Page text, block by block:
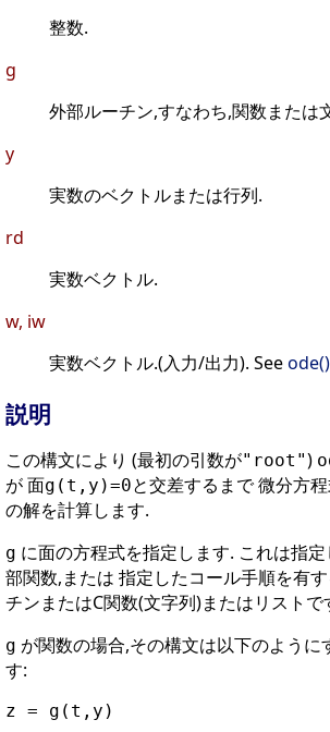
整数.
g
外部ルーチン,すなわち,関数または
y
実数のベクトルまたは行列.
rd
実数ベクトル.
w, iw
実数ベクトル.(入力/出力). See
説明
この構文により (最初の引数が"root")
が 面g(t,y)=0と交差するまで 微分方
の解を計算します.
g に面の方程式を指定します. これは指
部関数,または 指定したコール手順を有
チンまたはC関数(文字列)またはリストで
g が関数の場合,その構文は以下のように
す: